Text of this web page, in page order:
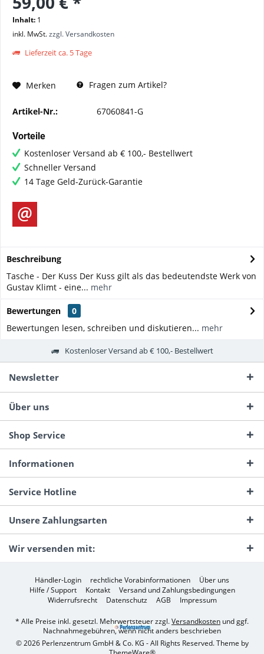
Inhalt: 1
inkl. MwSt.zzgl. Versandkosten
Lieferzeit ca. 5 Tage
Merken Fragen zum Artikel?
Artikel-Nr.: 67060841-G
Vorteile
Kostenloser Versand ab € 100,- Bestellwert
Schneller Versand
14 Tage Geld-Zurück-Garantie
Beschreibung
Tasche - Der Kuss Der Kuss gilt als das bedeutendste Werk von
Gustav Klimt - eine... mehr
Bewertungen
0
Bewertungen lesen, schreiben und diskutieren... mehr
Kostenloser Versand ab € 100,- Bestellwert
Newsletter
Über uns
Shop Service
Informationen
Service Hotline
Unsere Zahlungsarten
Wir versenden mit:
Händler-Login rechtliche Vorabinformationen
Über uns
Hilfe / Support
Kontakt
Versand und Zahlungsbedingungen
Widerrufsrecht
Datenschutz AGB Impressum
* Alle Preise inkl. gesetzl. Mehrwertsteuer zzgl.Versandkosten und ggf.
Nachnahmegebühren, wenn nicht anders beschrieben
© 2026 Perlenzentrum GmbH & Co. KG - All Rights Reserved. Theme by